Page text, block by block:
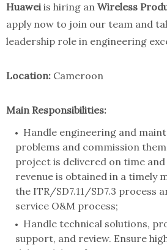
Huaweiis hiring an Wireless
apply now to join our team and
leadership role in engineering
Location: Cameroon
Main Responsibilities:
Handle engineering and
problems and commission
project is delivered on time
revenue is obtained in a timely
the ITR/SD7.11/SD7.3 process
service O&M process;
Handle technical solutions,
support, and review. Ensure